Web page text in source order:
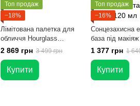
Топ продаж
−18%
Лімітована палетка для
обличчя Hourglass
Ambient Lighting Edit
Unlocked FOX, 6 x 1.4 г
2 869 грн 3 499 грн
Купити
Топ продаж
−16%
Сонцезахисна
база під
Sun Shelter
Protection
Comfort
для
1 377 грн 1
Купити